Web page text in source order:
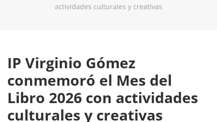
actividades culturales y creativas
IP Virginio Gómez
conmemoró el Mes del
Libro 2026 con actividades
culturales y creativas